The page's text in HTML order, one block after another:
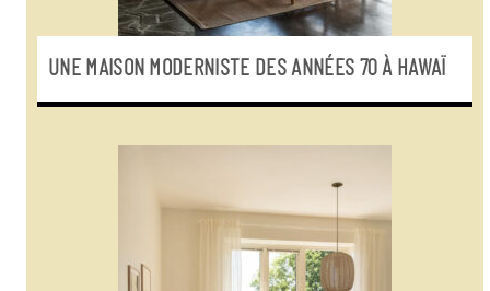
UNE MAISON MODERNISTE DES ANNÉES 70 À HAWAÏ